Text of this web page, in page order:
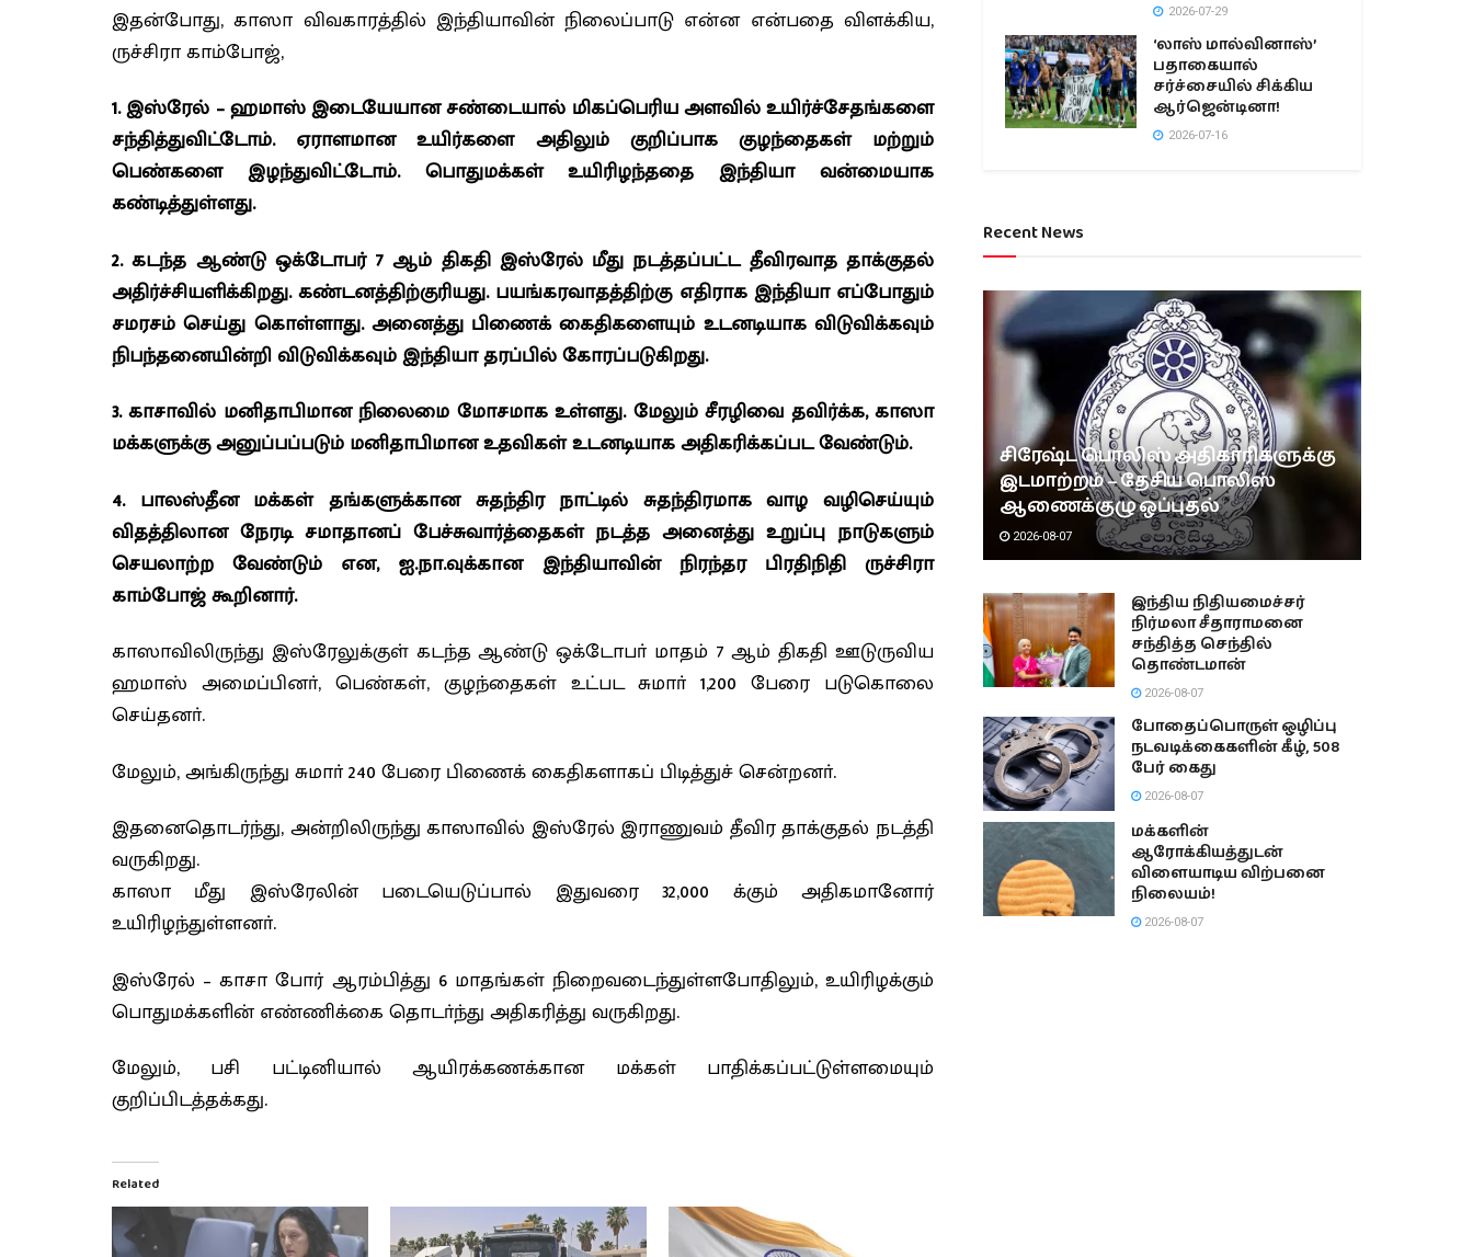
இதன்போது, காஸா விவகாரத்தில் இந்தியாவின் நிலைப்பாடு என்ன என்பதை விளக்கிய,
ருச்சிரா காம்போஜ்,
1. இஸ்ரேல் – ஹமாஸ் இடையேயான சண்டையால் மிகப்பெரிய அளவில் உயிர்ச்சேதங்களை
சந்தித்துவிட்டோம். ஏராளமான உயிர்களை அதிலும் குறிப்பாக குழந்தைகள் மற்றும்
பெண்களை இழந்துவிட்டோம். பொதுமக்கள் உயிரிழந்ததை இந்தியா வன்மையாக
கண்டித்துள்ளது.
2. கடந்த ஆண்டு ஒக்டோபர் 7 ஆம் திகதி இஸ்ரேல் மீது நடத்தப்பட்ட தீவிரவாத தாக்குதல்
அதிர்ச்சியளிக்கிறது. கண்டனத்திற்குரியது. பயங்கரவாதத்திற்கு எதிராக இந்தியா எப்போதும்
சமரசம் செய்து கொள்ளாது. அனைத்து பிணைக் கைதிகளையும் உடனடியாக விடுவிக்கவும்
நிபந்தனையின்றி விடுவிக்கவும் இந்தியா தரப்பில் கோரப்படுகிறது.
3. காசாவில் மனிதாபிமான நிலைமை மோசமாக உள்ளது. மேலும் சீரழிவை தவிர்க்க, காஸா
மக்களுக்கு அனுப்பப்படும் மனிதாபிமான உதவிகள் உடனடியாக அதிகரிக்கப்பட வேண்டும்.
4. பாலஸ்தீன மக்கள் தங்களுக்கான சுதந்திர நாட்டில் சுதந்திரமாக வாழ வழிசெய்யும்
விதத்திலான நேரடி சமாதானப் பேச்சுவார்த்தைகள் நடத்த அனைத்து உறுப்பு நாடுகளும்
செயலாற்ற வேண்டும் என, ஐ.நா.வுக்கான இந்தியாவின் நிரந்தர பிரதிநிதி ருச்சிரா
காம்போஜ் கூறினார்.
காஸாவிலிருந்து இஸ்ரேலுக்குள் கடந்த ஆண்டு ஒக்டோபா் மாதம் 7 ஆம் திகதி ஊடுருவிய
ஹமாஸ் அமைப்பினா், பெண்கள், குழந்தைகள் உட்பட சுமாா் 1,200 பேரை படுகொலை
செய்தனா்.
மேலும், அங்கிருந்து சுமாா் 240 பேரை பிணைக் கைதிகளாகப் பிடித்துச் சென்றனா்.
இதனைதொடர்ந்து, அன்றிலிருந்து காஸாவில் இஸ்ரேல் இராணுவம் தீவிர தாக்குதல் நடத்தி
வருகிறது.
காஸா மீது இஸ்ரேலின் படையெடுப்பால் இதுவரை 32,000 க்கும் அதிகமானோர்
உயிரிழந்துள்ளனா்.
இஸ்ரேல் – காசா போர் ஆரம்பித்து 6 மாதங்கள் நிறைவடைந்துள்ளபோதிலும், உயிரிழக்கும்
பொதுமக்களின் எண்ணிக்கை தொடா்ந்து அதிகரித்து வருகிறது.
மேலும், பசி பட்டினியால் ஆயிரக்கணக்கான மக்கள் பாதிக்கப்பட்டுள்ளமையும்
குறிப்பிடத்தக்கது.
Related
2026-07-29
‘லாஸ் மால்வினாஸ்’
பதாகையால்
சர்ச்சையில் சிக்கிய
ஆர்ஜென்டினா!
2026-07-16
Recent News
சிரேஷ்ட பொலிஸ் அதிகாரிகளுக்கு
இடமாற்றம் – தேசிய பொலிஸ்
ஆணைக்குழு ஒப்புதல்
2026-08-07
இந்திய நிதியமைச்சர்
நிர்மலா சீதாராமனை
சந்தித்த செந்தில்
தொண்டமான்
2026-08-07
போதைப்பொருள் ஒழிப்பு
நடவடிக்கைகளின் கீழ், 508
பேர் கைது
2026-08-07
மக்களின்
ஆரோக்கியத்துடன்
விளையாடிய விற்பனை
நிலையம்!
2026-08-07